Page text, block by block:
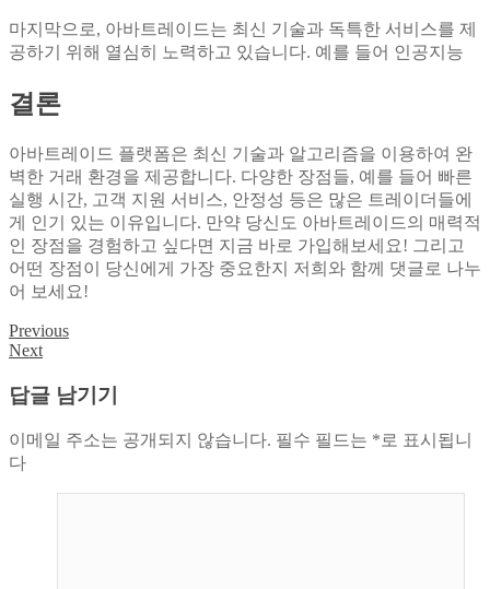
마지막으로, 아바트레이드는 최신 기술과 독특한 서비스를 제
공하기 위해 열심히 노력하고 있습니다. 예를 들어 인공지능
결론
아바트레이드 플랫폼은 최신 기술과 알고리즘을 이용하여 완
벽한 거래 환경을 제공합니다. 다양한 장점들, 예를 들어 빠른
실행 시간, 고객 지원 서비스, 안정성 등은 많은 트레이더들에
게 인기 있는 이유입니다. 만약 당신도 아바트레이드의 매력적
인 장점을 경험하고 싶다면 지금 바로 가입해보세요! 그리고
어떤 장점이 당신에게 가장 중요한지 저희와 함께 댓글로 나누
어 보세요!
글
색
Previous
Next
답글 남기기
이메일 주소는 공개되지 않습니다. 필수 필드는 *로 표시됩니
다